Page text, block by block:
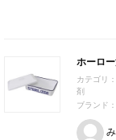
ホーロ
カテゴリ：
剤
ブランド：